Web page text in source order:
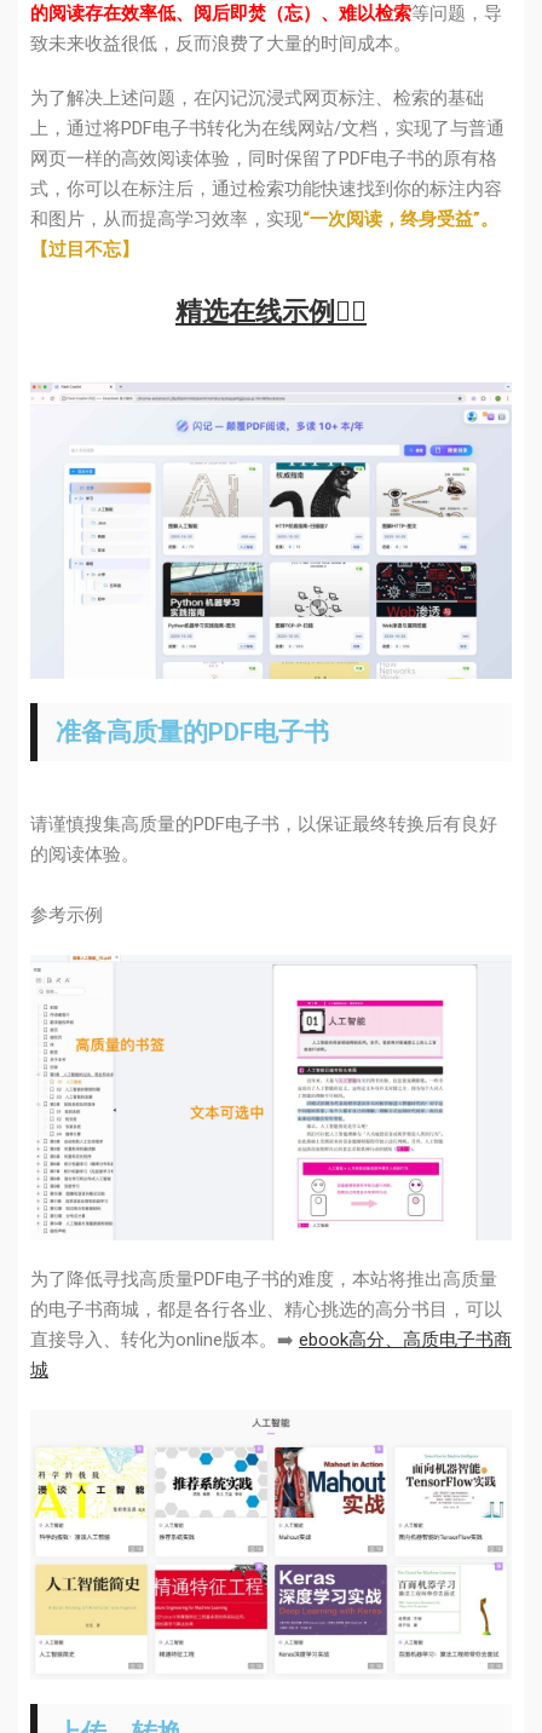
的阅读存在效率低、阅后即焚（忘）、难以检索等问题，导
致未来收益很低，反而浪费了大量的时间成本。
为了解决上述问题，在闪记沉浸式网页标注、检索的基础
上，通过将PDF电子书转化为在线网站/文档，实现了与普通
网页一样的高效阅读体验，同时保留了PDF电子书的原有格
式，你可以在标注后，通过检索功能快速找到你的标注内容
和图片，从而提高学习效率，实现“一次阅读，终身受益”。
【过目不忘】
精选在线示例👉🏻
准备高质量的PDF电子书
请谨慎搜集高质量的PDF电子书，以保证最终转换后有良好
的阅读体验。
参考示例
为了降低寻找高质量PDF电子书的难度，本站将推出高质量
的电子书商城，都是各行各业、精心挑选的高分书目，可以
直接导入、转化为online版本。➡️ ebook高分、高质电子书商
城